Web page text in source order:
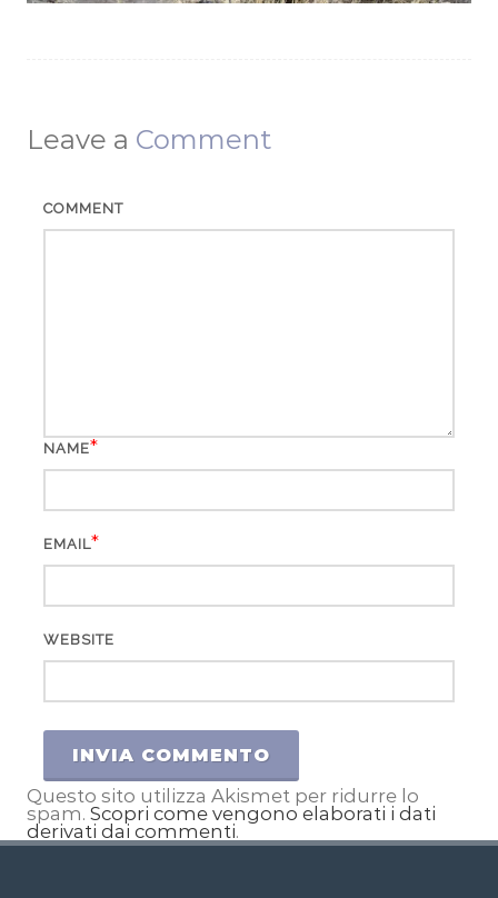
Leave a Comment
COMMENT
NAME*
EMAIL*
WEBSITE
Questo sito utilizza Akismet per ridurre lo
spam. Scopri come vengono elaborati i dati
derivati dai commenti.